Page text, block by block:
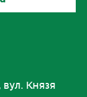
Князя